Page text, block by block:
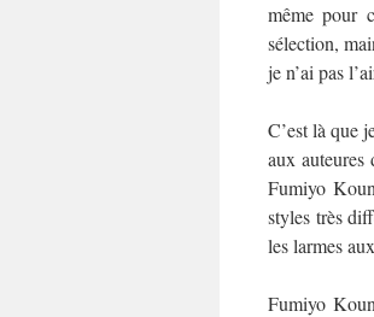
même pour
sélection,
je n’ai pas
C’est là que
aux auteures
Fumiyo
styles très
les larmes
Fumiyo